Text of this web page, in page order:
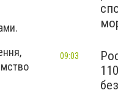
09:03